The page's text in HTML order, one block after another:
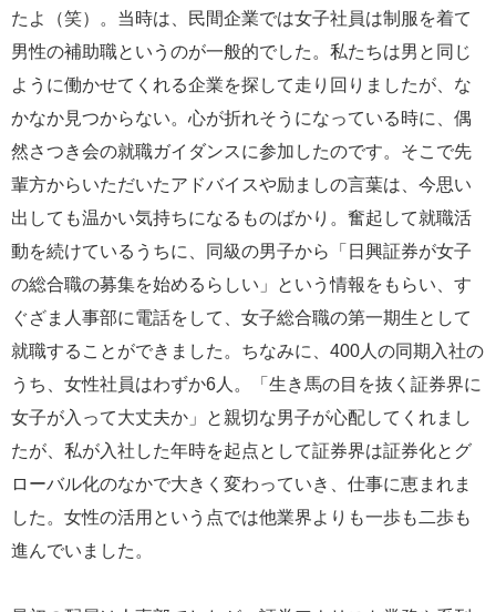
たよ（笑）。当時は、民間企業では女子社員は制服を着て
男性の補助職というのが一般的でした。私たちは男と同じ
ように働かせてくれる企業を探して走り回りましたが、な
かなか見つからない。心が折れそうになっている時に、偶
然さつき会の就職ガイダンスに参加したのです。そこで先
輩方からいただいたアドバイスや励ましの言葉は、今思い
出しても温かい気持ちになるものばかり。奮起して就職活
動を続けているうちに、同級の男子から「日興証券が女子
の総合職の募集を始めるらしい」という情報をもらい、す
ぐざま人事部に電話をして、女子総合職の第一期生として
就職することができました。ちなみに、400人の同期入社の
うち、女性社員はわずか6人。「生き馬の目を抜く証券界に
女子が入って大丈夫か」と親切な男子が心配してくれまし
たが、私が入社した年時を起点として証券界は証券化とグ
ローバル化のなかで大きく変わっていき、仕事に恵まれま
した。女性の活用という点では他業界よりも一歩も二歩も
進んでいました。